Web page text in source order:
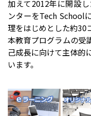
加えて2012年に開設
ンターをTech School
理をはじめとした約30
本教育プログラムの受
己成長に向けて主体的
います。